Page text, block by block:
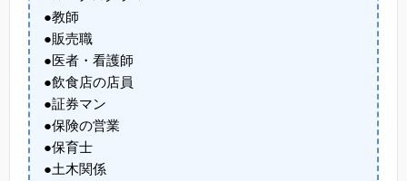
●教師
●販売職
●医者・看護師
●飲食店の店員
●証券マン
●保険の営業
●保育士
●土木関係